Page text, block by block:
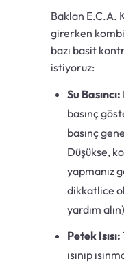
Baklan E.C.A.
girerken
bazı basit
istiyoruz:
Su Basıncı:
basınç
basınç
Düşükse,
yapmanız
dikkatlice
yardım
Petek Isısı:
ısınıp